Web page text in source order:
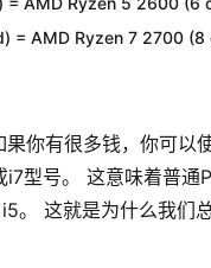
= AMD Ryzen 7 2700
你有很多钱，你可以
型号。 这意味着普
。 这就是为什么我们